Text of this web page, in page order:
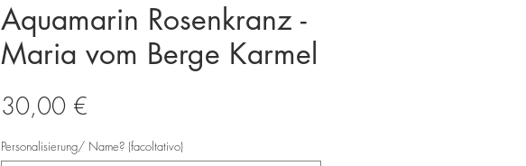
Aquamarin Rosenkranz -
Maria vom Berge Karmel
30,00 €
Personalisierung/ Name? (facoltativo)